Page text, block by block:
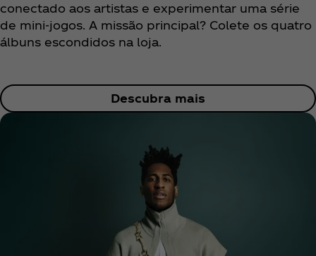
conectado aos artistas e experimentar uma série
de mini-jogos. A missão principal? Colete os quatro
álbuns escondidos na loja.
Descubra mais